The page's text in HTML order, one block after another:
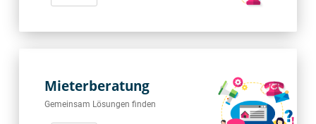
Mieterberatung
Gemeinsam Lösungen finden